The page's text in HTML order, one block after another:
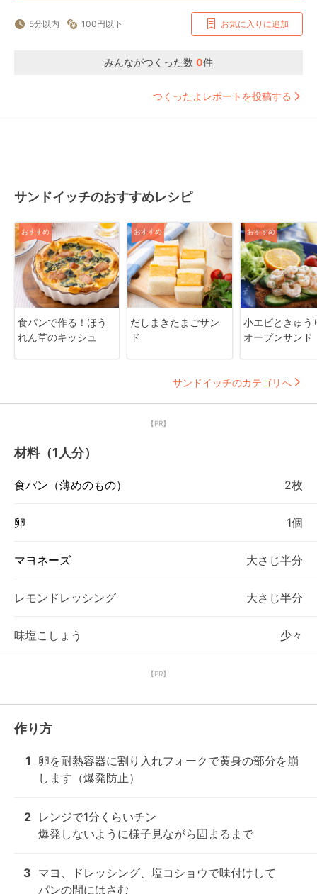
5分以内 100円以下 お気に入りに追加
みんながつくった数 0件
つくったよレポートを投稿する
サンドイッチのおすすめレシピ
おすすめ
食パンで作る！ほう
れん草のキッシュ
おすすめ
だしまきたまごサン
ド
おすすめ
小エビときゅう
オープンサンド
サンドイッチのカテゴリへ
【PR】
材料（1人分）
食パン（薄めのもの） 2枚
卵 1個
マヨネーズ 大さじ半分
レモンドレッシング 大さじ半分
味塩こしょう 少々
【PR】
作り方
1
卵を耐熱容器に割り入れフォークで黄身の部分を崩
します（爆発防止）
2 レンジで1分くらいチン
爆発しないように様子見ながら固まるまで
3 マヨ、ドレッシング、塩コショウで味付けして
パンの間にはさむ